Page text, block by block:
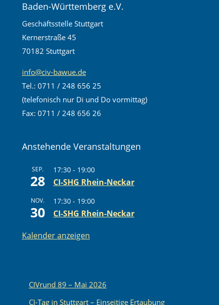
Baden-Württemberg e.V.
Geschäftsstelle Stuttgart
Kernerstraße 45
70182 Stuttgart
info@civ-bawue.de
Tel.: 0711 / 248 656 25
(telefonisch nur Di und Do vormittag)
Fax: 0711 / 248 656 26
Anstehende Veranstaltungen
SEP.
28
17:30- 19:00
CI-SHG Rhein-Neckar
NOV.
30
17:30- 19:00
CI-SHG Rhein-Neckar
Kalender anzeigen
CIVrund 89 – Mai 2026
CI-Tag in Stuttgart – Einseitige Ertaubung